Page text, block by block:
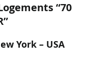
“70
York – USA